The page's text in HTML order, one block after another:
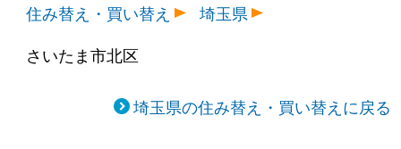
住み替え・買い替え
埼玉県
さいたま市北区
埼玉県の住み替え・買い替えに戻る